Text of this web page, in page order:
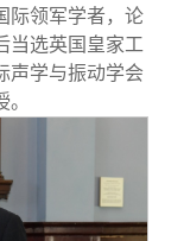
际领军学者，论
当选英国皇家工
声学与振动学会